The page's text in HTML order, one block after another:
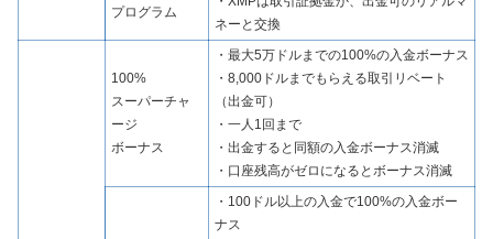
プログラム
ネーと交換
100%
スーパーチャ
ージ
ボーナス
・最大5万ドルまでの100%の入金ボーナス
・8,000ドルまでもらえる取引リベート
（出金可）
・一人1回まで
・出金すると同額の入金ボーナス消滅
・口座残高がゼロになるとボーナス消滅
・100ドル以上の入金で100%の入金ボー
ナス